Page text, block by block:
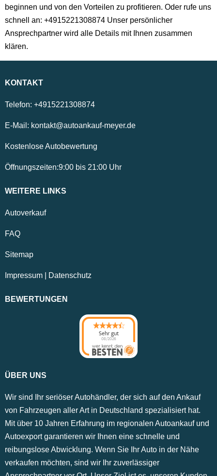
beginnen und von den Vorteilen zu profitieren. Oder rufe uns
schnell an: +4915221308874 Unser persönlicher
Ansprechpartner wird alle Details mit Ihnen zusammen
klären.
KONTAKT
Telefon: +4915221308874
E-Mail: kontakt@autoankauf-meyer.de
Kostenlose Autobewertung
Öffnungszeiten:9:00 bis 21:00 Uhr
WEITERE LINKS
Autoverkauf
FAQ
Sitemap
Impressum Datenschutz
BEWERTUNGEN
Sehr gut
08/2026
ÜBER UNS
Wir sind Ihr seriöser Autohändler, der sich auf den Ankauf
von Fahrzeugen aller Art in Deutschland spezialisiert hat.
Mit über 10 Jahren Erfahrung im regionalen Autoankauf und
Autoexport garantieren wir Ihnen eine schnelle und
reibungslose Abwicklung. Wenn Sie Ihr Auto in der Nähe
verkaufen möchten, sind wir Ihr zuverlässiger